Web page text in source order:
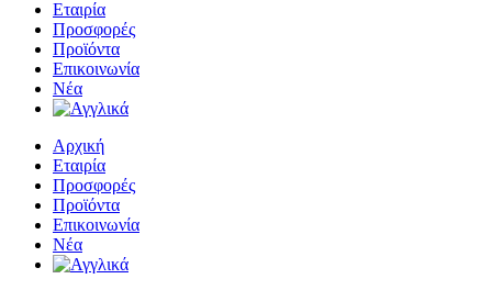
Εταιρία
Προσφορές
Προϊόντα
Επικοινωνία
Νέα
Αρχική
Εταιρία
Προσφορές
Προϊόντα
Επικοινωνία
Νέα